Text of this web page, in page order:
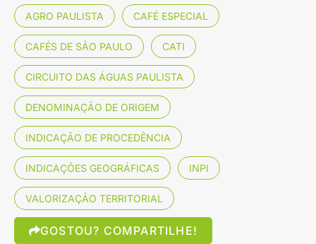
AGRO PAULISTA CAFÉ ESPECIAL
CAFÉS DE SÃO PAULO CATI
CIRCUITO DAS ÁGUAS PAULISTA
DENOMINAÇÃO DE ORIGEM
INDICAÇÃO DE PROCEDÊNCIA
INDICAÇÕES GEOGRÁFICAS INPI
VALORIZAÇÃO TERRITORIAL
GOSTOU? COMPARTILHE!